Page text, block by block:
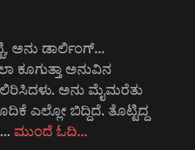
ಅನು ಡಾರ್ಲಿಂಗ್...
ಕೂಗುತ್ತಾ ಅನುವಿನ
ಅನು ಮೈಮರೆತು
ಎಲ್ಲೋ ಬಿದ್ದಿದೆ. ತೊಟ್ಟಿದ್ದ
ಮುಂದೆ ಓದಿ…